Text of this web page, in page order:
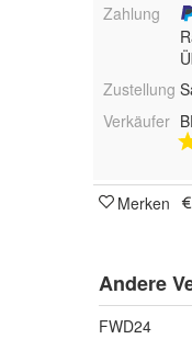
Zahlung
Zustellung
Verkäufer
Merken
Andere
FWD24